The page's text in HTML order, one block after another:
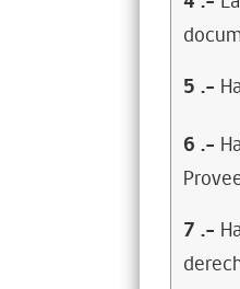
5 .-
6 .-
7 .-